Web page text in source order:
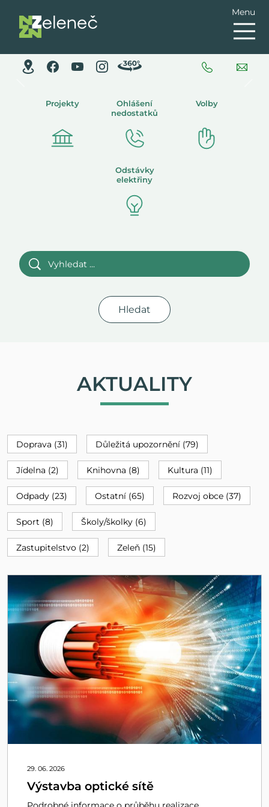
Menu
Projekty
Ohlášení
nedostatků
Volby
Odstávky
elektřiny
Hledat
AKTUALITY
Doprava (31) Důležitá upozornění (79)
Jídelna (2) Knihovna (8) Kultura (11)
Odpady (23) Ostatní (65) Rozvoj obce (37)
Sport (8) Školy/školky (6)
Zastupitelstvo (2) Zeleň (15)
29. 06. 2026
Výstavba optické sítě